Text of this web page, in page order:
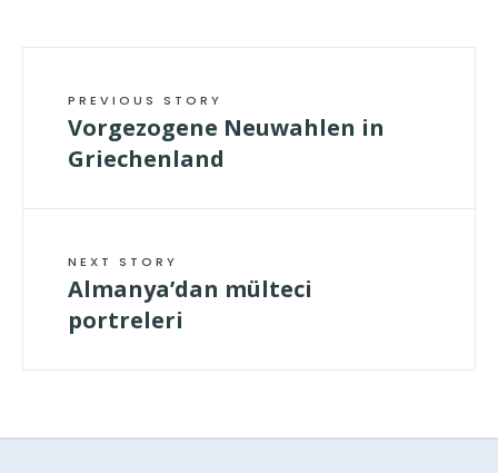
PREVIOUS STORY
Vorgezogene Neuwahlen in
Griechenland
NEXT STORY
Almanya’dan mülteci
portreleri